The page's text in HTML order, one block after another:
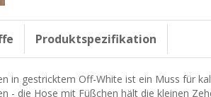
Produktspezifikation
in gestricktem Off-White ist ein Muss für
- die Hose mit Füßchen hält die kleinen